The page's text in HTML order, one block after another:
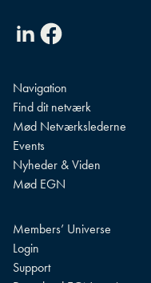
LinkedinFacebook
Navigation
Find dit netværk
Mød Netværkslederne
Events
Nyheder & Viden
Mød EGN
Members’ Universe
Login
Support